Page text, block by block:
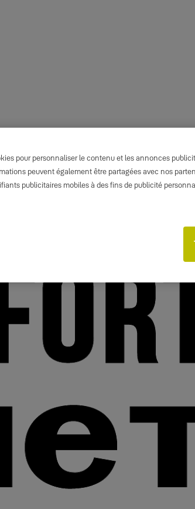
pour personnaliser le contenu et les annonces
peuvent également être partagées avec nos
publicitaires mobiles à des fins de publicité